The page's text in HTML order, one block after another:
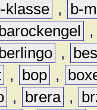
klasse ,
b-
barockengel
berlingo ,
, bop ,
, brera ,